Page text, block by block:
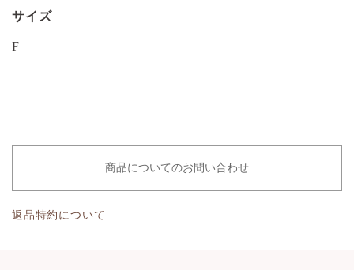
サイズ
F
商品についてのお問い合わせ
返品特約について